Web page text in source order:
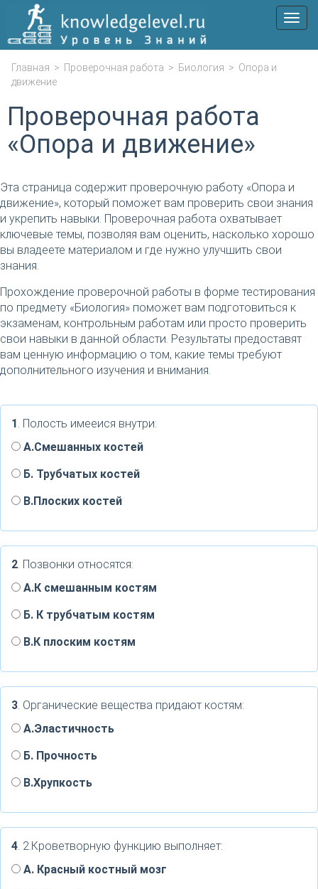
Меню
Главная > Проверочная работа > Биология > Опора и
движение
Проверочная работа
«Опора и движение»
Эта страница содержит проверочную работу «Опора и
движение», который поможет вам проверить свои знания
и укрепить навыки. Проверочная работа охватывает
ключевые темы, позволяя вам оценить, насколько хорошо
вы владеете материалом и где нужно улучшить свои
знания.
Прохождение проверочной работы в форме тестирования
по предмету «Биология» поможет вам подготовиться к
экзаменам, контрольным работам или просто проверить
свои навыки в данной области. Результаты предоставят
вам ценную информацию о том, какие темы требуют
дополнительного изучения и внимания.
1. Полость имееися внутри:
А.Смешанных костей
Б. Трубчатых костей
В.Плоских костей
2. Позвонки относятся:
А.К смешанным костям
Б. К трубчатым костям
В.К плоским костям
3. Органические вещества придают костям:
А.Эластичность
Б. Прочность
В.Хрупкость
4. 2.Кроветворную функцию выполняет:
А. Красный костный мозг